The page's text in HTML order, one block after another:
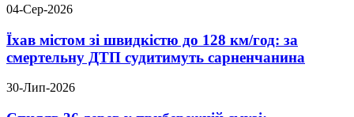
04-Сер-2026
Їхав містом зі швидкістю до 128 км/год: за
смертельну ДТП судитимуть сарненчанина
30-Лип-2026